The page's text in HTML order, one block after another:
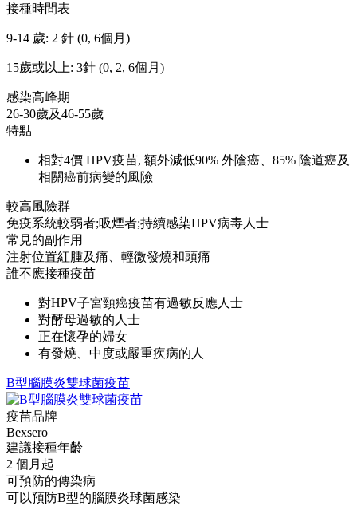
接種時間表
9-14 歲: 2 針 (0, 6個月)
15歲或以上: 3針 (0, 2, 6個月)
感染高峰期
26-30歲及46-55歲
特點
相對4價 HPV疫苗, 額外減低90% 外陰癌、85% 陰道癌及
相關癌前病變的風險
較高風險群
免疫系統較弱者;吸煙者;持續感染HPV病毒人士
常見的副作用
注射位置紅腫及痛、輕微發燒和頭痛
誰不應接種疫苗
對HPV子宮頸癌疫苗有過敏反應人士
對酵母過敏的人士
正在懷孕的婦女
有發燒、中度或嚴重疾病的人
B型腦膜炎雙球菌疫苗
疫苗品牌
Bexsero
建議接種年齡
2 個月起
可預防的傳染病
可以預防B型的腦膜炎球菌感染